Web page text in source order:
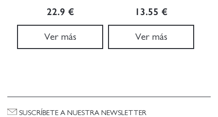
22.9 €
Ver más
13.55 €
Ver más
SUSCRÍBETE A NUESTRA NEWSLETTER